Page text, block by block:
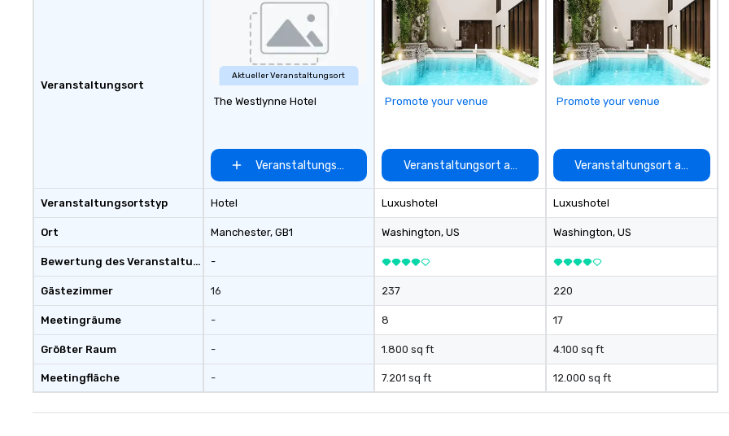
customizable by industry,
seniority, and objectives.
Veranstaltungsort
Veranstaltungsortstyp
Ort
Bewertung des Veranstaltungsortes
Gästezimmer
Meetingräume
Größter Raum
Meetingfläche
Aktueller Veranstaltungsort
The Westlynne Hotel
Veranstaltungsort auswählen
Hotel
Manchester, GB1
-
16
-
-
-
Promote your venue
Veranstaltungsort auswählen
Luxushotel
Washington, US
237
8
1.800 sq ft
7.201 sq ft
Promote your venue
Veranstaltungsort
Luxushotel
Washington, US
220
17
4.100 sq ft
12.000 sq ft